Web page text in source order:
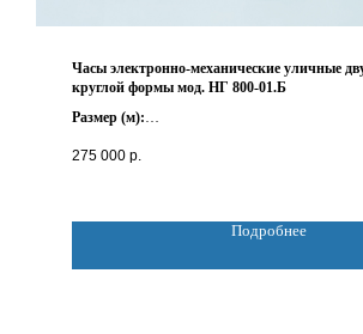
Часы электронно-механические уличные
круглой формы мод. НГ 800-01.Б
Размер (м):
Вес (кг):
275 000 р.
Подробнее